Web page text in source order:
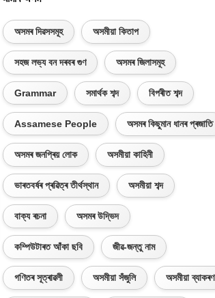
অসমৰ দিৱসসমূহ অসমীয়া কিতাপ
সহজ লভ্য বন দৰবৰ গুণ অসমৰ জিলাসমূহ
Grammar সমাৰ্থক শব্দ বিপৰীত শব্দ
Assamese People অসমৰ কিছুমান ধানৰ প্ৰজাতি
অসমৰ জনপ্ৰিয় লোক অসমীয়া কাহিনী
ভাৰতবৰ্ষৰ প্ৰৱিত্ৰ তীৰ্থস্থান অসমীয়া শব্দ
বাক্য ৰচনা অসমৰ উদ্ভিদ
কম্পিউটাৰত আঁকা ছবি জীৱ-জন্তু নাম
গণিতৰ সূত্ৰাৱলী অসমীয়া সঁজুলি অসমীয়া ব্যাকৰণ